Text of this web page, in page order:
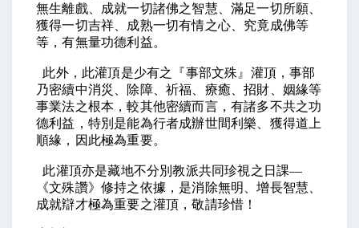
無生離戲、成就一切諸佛之智慧、滿足一切所願、
獲得一切吉祥、成熟一切有情之心、究竟成佛等
等，有無量功德利益。
此外，此灌頂是少有之『事部文殊』灌頂，事部
乃密續中消災、除障、祈福、療癒、招財、姻緣等
事業法之根本，較其他密續而言，有諸多不共之功
德利益，特別是能為行者成辦世間利樂、獲得道上
順緣，因此極為重要。
此灌頂亦是藏地不分別教派共同珍視之日課—
《文殊讚》修持之依據，是消除無明、增長智慧、
成就辯才極為重要之灌頂，敬請珍惜！